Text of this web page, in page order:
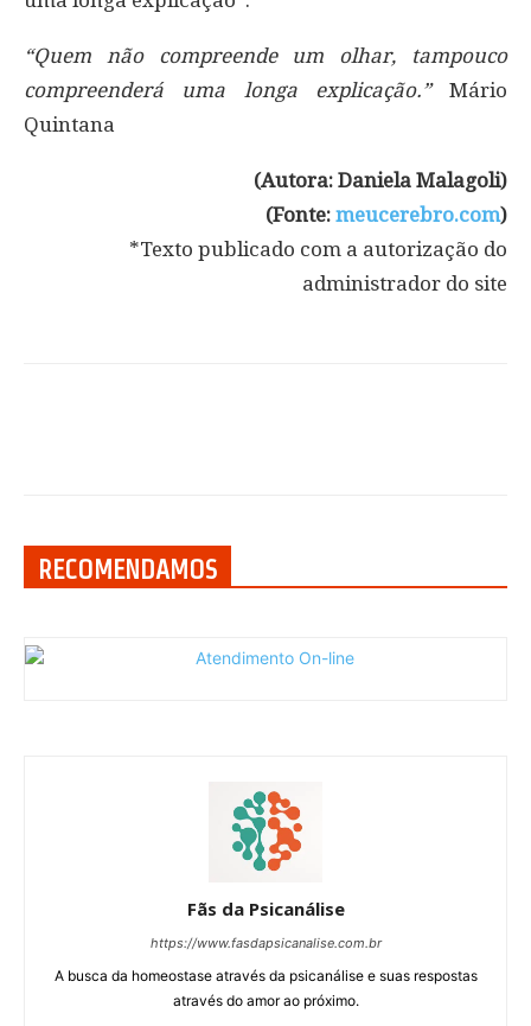
“Quem não compreende um olhar, tampouco
compreenderá uma longa explicação.”Mário
Quintana
(Autora: Daniela Malagoli)
(Fonte: meucerebro.com)
*Texto publicado com a autorização do
administrador do site
RECOMENDAMOS
Fãs da Psicanálise
https://www.fasdapsicanalise.com.br
A busca da homeostase através da psicanálise e suas respostas
através do amor ao próximo.